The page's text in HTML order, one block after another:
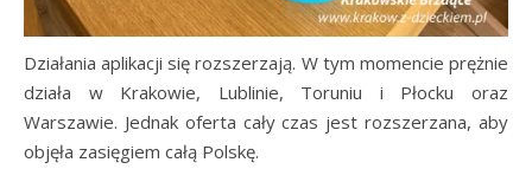
Działania aplikacji się rozszerzają. W tym momencie prężnie
działa w Krakowie, Lublinie, Toruniu i Płocku oraz
Warszawie. Jednak oferta cały czas jest rozszerzana, aby
objęła zasięgiem całą Polskę.